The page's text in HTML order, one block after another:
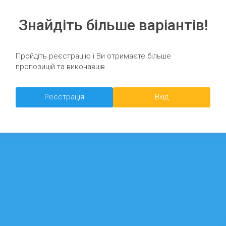
Знайдіть більше варіантів!
Пройдіть реєстрацію і Ви отримаєте більше
пропозицій та виконавців
Реєстрація Вхід